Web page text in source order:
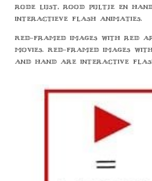
rode lijst, rood pijltje en
interactieve flash animaties.
Red-framed images with red
movies. Red-framed images
and hand are interactive